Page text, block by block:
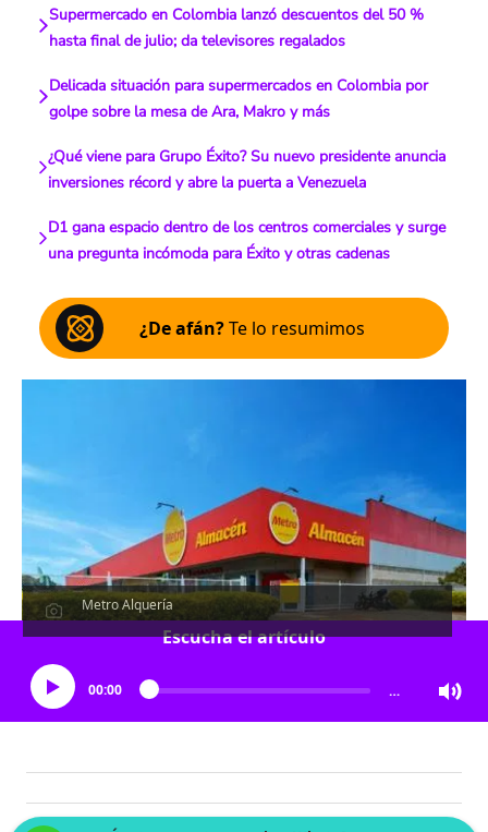
Supermercado en Colombia lanzó descuentos del 50 %
hasta final de julio; da televisores regalados
Delicada situación para supermercados en Colombia por
golpe sobre la mesa de Ara, Makro y más
¿Qué viene para Grupo Éxito? Su nuevo presidente anuncia
inversiones récord y abre la puerta a Venezuela
D1 gana espacio dentro de los centros comerciales y surge
una pregunta incómoda para Éxito y otras cadenas
¿De afán?Te lo resumimos
Metro Alquería
Escucha el artículo
00:00 …